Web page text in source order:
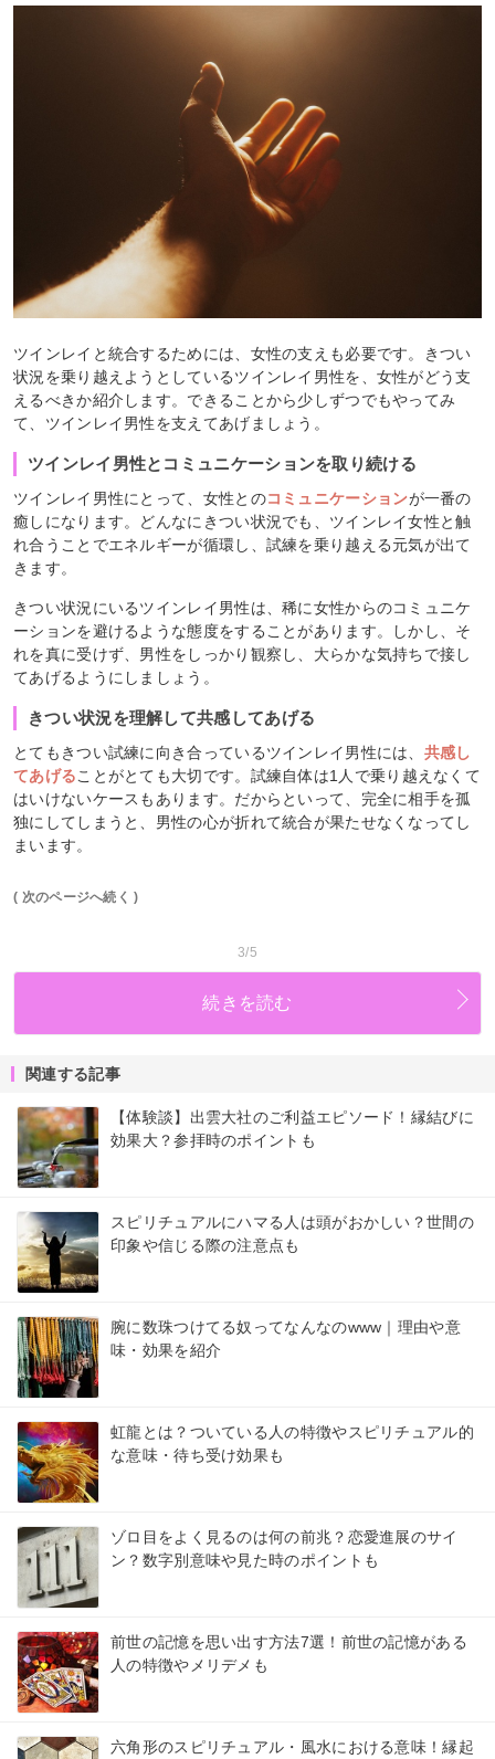
ツインレイと統合するためには、女性の支えも必要です。きつい
状況を乗り越えようとしているツインレイ男性を、女性がどう支
えるべきか紹介します。できることから少しずつでもやってみ
て、ツインレイ男性を支えてあげましょう。
ツインレイ男性とコミュニケーションを取り続ける
ツインレイ男性にとって、女性とのコミュニケーションが一番の
癒しになります。どんなにきつい状況でも、ツインレイ女性と触
れ合うことでエネルギーが循環し、試練を乗り越える元気が出て
きます。
きつい状況にいるツインレイ男性は、稀に女性からのコミュニケ
ーションを避けるような態度をすることがあります。しかし、そ
れを真に受けず、男性をしっかり観察し、大らかな気持ちで接し
てあげるようにしましょう。
きつい状況を理解して共感してあげる
とてもきつい試練に向き合っているツインレイ男性には、 共感し
てあげることがとても大切です。試練自体は1人で乗り越えなくて
はいけないケースもあります。だからといって、完全に相手を孤
独にしてしまうと、男性の心が折れて統合が果たせなくなってし
まいます。
( 次のページへ続く )
3/5
続きを読む
関連する記事
【体験談】出雲大社のご利益エピソード！縁結びに
効果大？参拝時のポイントも
スピリチュアルにハマる人は頭がおかしい？世間の
印象や信じる際の注意点も
腕に数珠つけてる奴ってなんなのwww｜理由や意
味・効果を紹介
虹龍とは？ついている人の特徴やスピリチュアル的
な意味・待ち受け効果も
ゾロ目をよく見るのは何の前兆？恋愛進展のサイ
ン？数字別意味や見た時のポイントも
前世の記憶を思い出す方法7選！前世の記憶がある
人の特徴やメリデメも
六角形のスピリチュアル・風水における意味！縁起